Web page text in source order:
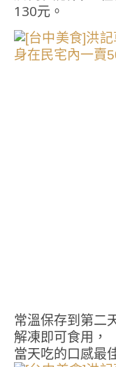
130元。
常溫保存到第二
解凍即可食用，
當天吃的口感最